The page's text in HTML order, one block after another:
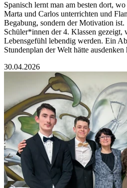
Spanisch lernt man am besten dort,
Marta und Carlos unterrichten und
Begabung, sondern der Motivation ist.
Schüler*innen der 4. Klassen gezeigt,
Lebensgefühl lebendig werden. Ein
Stundenplan der Welt hätte ausdenken
30.04.2026